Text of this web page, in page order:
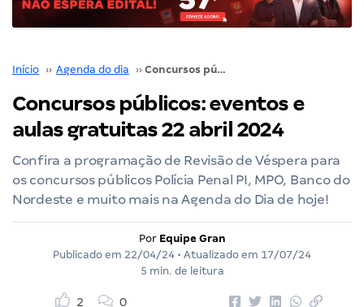
Início ›› Agenda do dia ›› Concursos públicos: eventos e aulas gratuitas 22 abril 2024
Concursos públicos: eventos e
aulas gratuitas 22 abril 2024
Confira a programação de Revisão de Véspera para
os concursos públicos Polícia Penal PI, MPO, Banco do
Nordeste e muito mais na Agenda do Dia de hoje!
Por Equipe Gran
Publicado em 22/04/24 • Atualizado em 17/07/24
5 min. de leitura
2 0